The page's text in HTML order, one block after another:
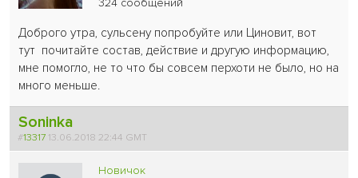
Доброго утра, сульсену попробуйте или Циновит, вот
тут почитайте состав, действие и другую информацию,
мне помогло, не то что бы совсем перхоти не было, но на
много меньше.
Soninka
#13317 13.06.2018 22:44 GMT
Новичок